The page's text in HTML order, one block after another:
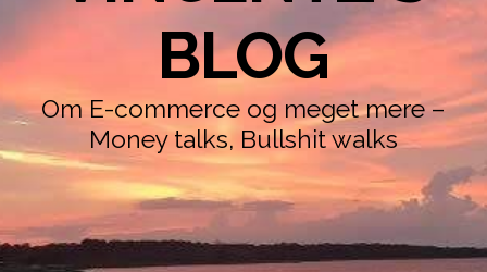
BLOG
Om E-commerce og meget mere –
Money talks, Bullshit walks